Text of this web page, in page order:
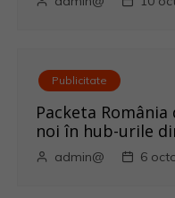
Publicitate
Packeta
noi în hub-urile
admin@ 6